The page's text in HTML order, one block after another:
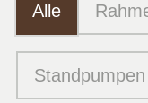
Alle
Standpumpen